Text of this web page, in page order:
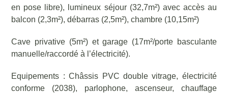
en pose libre), lumineux séjour (32,7m²) avec accès au
balcon (2,3m²), débarras (2,5m²), chambre (10,15m²)
Cave privative (5m²) et garage (17m²/porte basculante
manuelle/raccordé à l’électricité).
Equipements : Châssis PVC double vitrage, électricité
conforme (2038), parlophone, ascenseur, chauffage